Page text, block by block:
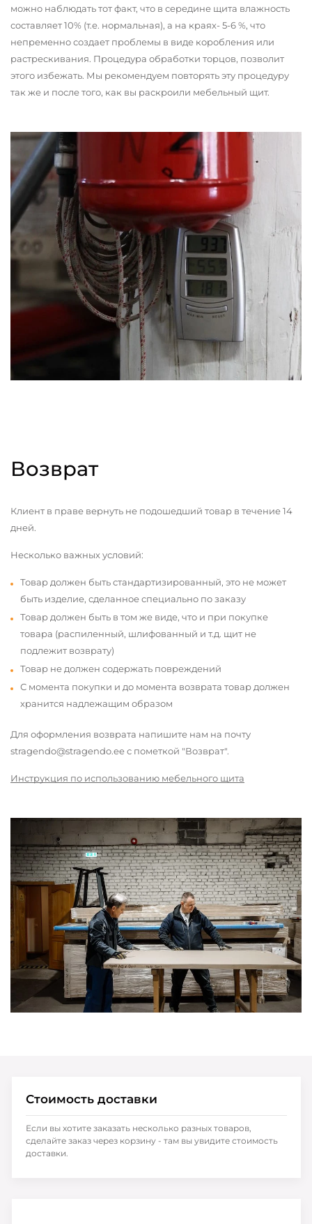
можно наблюдать тот факт, что в середине щита влажность
составляет 10% (т.е. нормальная), а на краях- 5-6 %, что
непременно создает проблемы в виде коробления или
растрескивания. Процедура обработки торцов, позволит
этого избежать. Мы рекомендуем повторять эту процедуру
так же и после того, как вы раскроили мебельный щит.
Возврат
Клиент в праве вернуть не подошедший товар в течение 14
дней.
Несколько важных условий:
Товар должен быть стандартизированный, это не может
быть изделие, сделанное специально по заказу
Товар должен быть в том же виде, что и при покупке
товара (распиленный, шлифованный и т.д. щит не
подлежит возврату)
Товар не должен содержать повреждений
С момента покупки и до момента возврата товар должен
хранится надлежащим образом
Для оформления возврата напишите нам на почту
stragendo@stragendo.ee с пометкой "Возврат".
Инструкция по использованию мебельного щита
Стоимость доставки
Если вы хотите заказать несколько разных товаров,
сделайте заказ через корзину - там вы увидите стоимость
доставки.